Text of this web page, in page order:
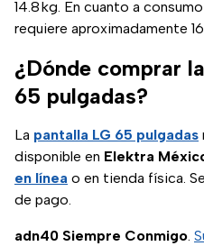
14.8 kg. En cuanto a
requiere aproximadamente
¿Dónde comprar
65 pulgadas?
La pantalla LG 65 pulgadas
disponible en Elektra
en línea o en tienda física.
de pago.
adn40 Siempre Conmigo.